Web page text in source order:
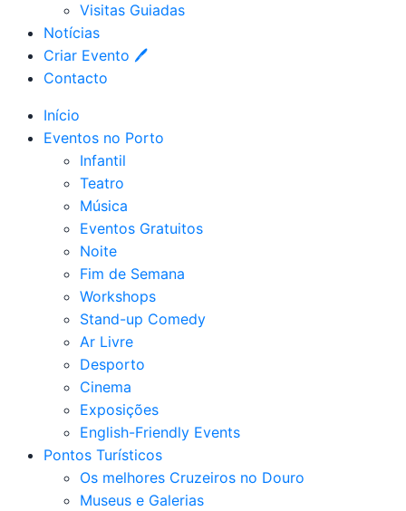
Visitas Guiadas
Notícias
Criar Evento 🖊
Contacto
Início
Eventos no Porto
Infantil
Teatro
Música
Eventos Gratuitos
Noite
Fim de Semana
Workshops
Stand-up Comedy
Ar Livre
Desporto
Cinema
Exposições
English-Friendly Events
Pontos Turísticos
Os melhores Cruzeiros no Douro​
Museus e Galerias